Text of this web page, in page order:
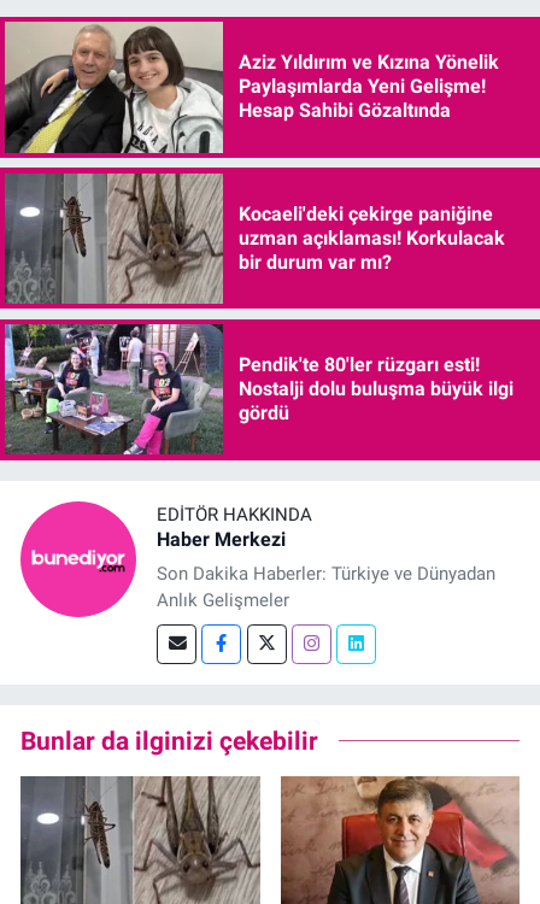
Aziz Yıldırım ve Kızına Yönelik
Paylaşımlarda Yeni Gelişme!
Hesap Sahibi Gözaltında
Kocaeli'deki çekirge paniğine
uzman açıklaması! Korkulacak
bir durum var mı?
Pendik'te 80'ler rüzgarı esti!
Nostalji dolu buluşma büyük ilgi
gördü
EDITÖR HAKKINDA
Haber Merkezi
Son Dakika Haberler: Türkiye ve Dünyadan
Anlık Gelişmeler
Bunlar da ilginizi çekebilir